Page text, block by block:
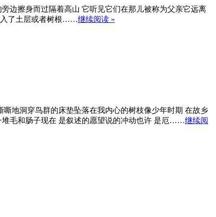
边擦身而过隔着高山 它听见它们在那儿被称为父亲它远离
入了土层或者树根……继续阅读 »
地洞穿鸟群的床垫坠落在我内心的树枝像少年时期 在故乡
堆毛和肠子现在 是叙述的愿望说的冲动也许 是厄……继续阅